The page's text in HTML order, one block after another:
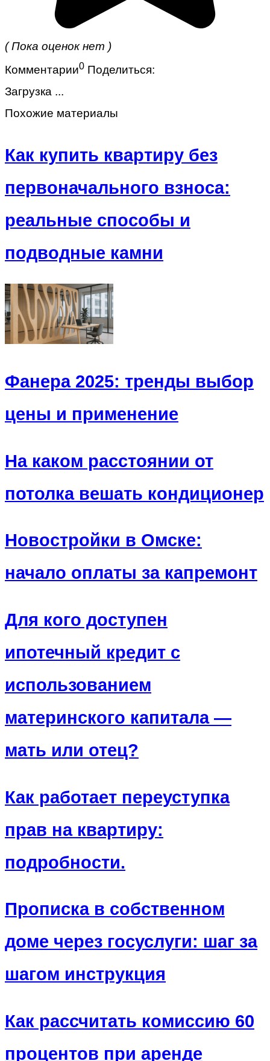
( Пока оценок нет )
Комментарии0 Поделиться:
Загрузка ...
Похожие материалы
Как купить квартиру без
первоначального взноса:
реальные способы и
подводные камни
Фанера 2025: тренды выбор
цены и применение
На каком расстоянии от
потолка вешать кондиционер
Новостройки в Омске:
начало оплаты за капремонт
Для кого доступен
ипотечный кредит с
использованием
материнского капитала —
мать или отец?
Как работает переуступка
прав на квартиру:
подробности.
Прописка в собственном
доме через госуслуги: шаг за
шагом инструкция
Как рассчитать комиссию 60
процентов при аренде